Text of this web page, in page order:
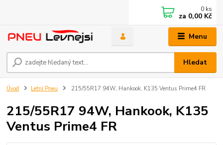
Menu
Hledat
0 ks
za 0,00 Kč
Úvod Letní Pneu 215/55R17 94W, Hankook, K135 Ventus Prime4 FR
215/55R17 94W, Hankook, K135
Ventus Prime4 FR